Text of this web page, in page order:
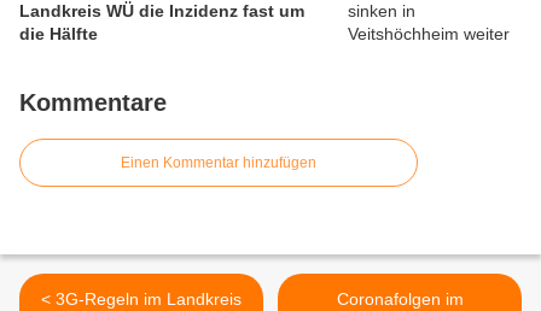
Landkreis WÜ die Inzidenz fast um
die Hälfte
Kommentare
Einen Kommentar hinzufügen
< 3G-Regeln im Landkreis
Coronafolgen im